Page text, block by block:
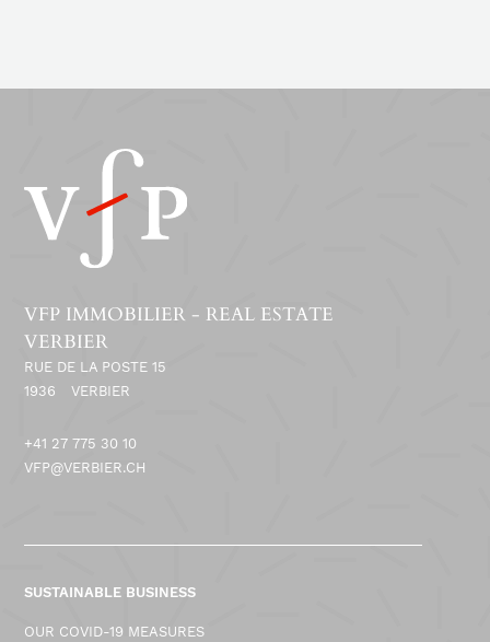
VFP IMMOBILIER - REAL ESTATE
VERBIER
RUE DE LA POSTE 15
1936
VERBIER
+41 27 775 30 10
VFP@VERBIER.CH
SUSTAINABLE BUSINESS
OUR COVID-19 MEASURES